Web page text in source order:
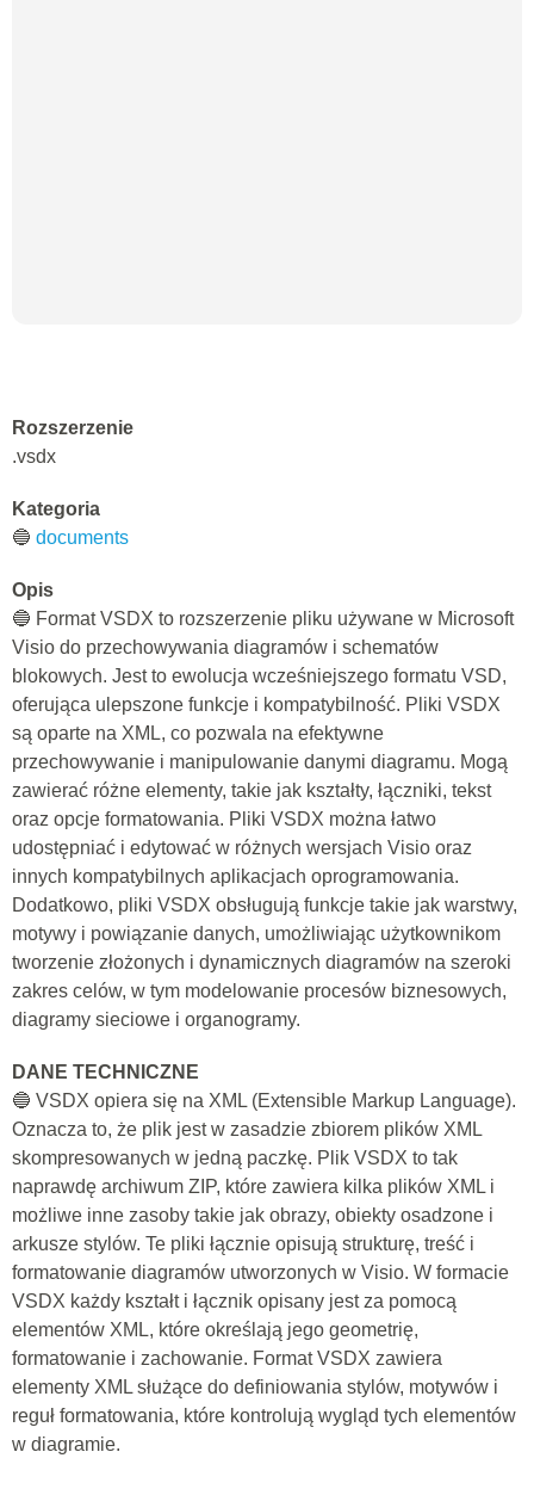
Rozszerzenie
.vsdx
Kategoria
🔵 documents
Opis
🔵 Format VSDX to rozszerzenie pliku używane w Microsoft
Visio do przechowywania diagramów i schematów
blokowych. Jest to ewolucja wcześniejszego formatu VSD,
oferująca ulepszone funkcje i kompatybilność. Pliki VSDX
są oparte na XML, co pozwala na efektywne
przechowywanie i manipulowanie danymi diagramu. Mogą
zawierać różne elementy, takie jak kształty, łączniki, tekst
oraz opcje formatowania. Pliki VSDX można łatwo
udostępniać i edytować w różnych wersjach Visio oraz
innych kompatybilnych aplikacjach oprogramowania.
Dodatkowo, pliki VSDX obsługują funkcje takie jak warstwy,
motywy i powiązanie danych, umożliwiając użytkownikom
tworzenie złożonych i dynamicznych diagramów na szeroki
zakres celów, w tym modelowanie procesów biznesowych,
diagramy sieciowe i organogramy.
DANE TECHNICZNE
🔵 VSDX opiera się na XML (Extensible Markup Language).
Oznacza to, że plik jest w zasadzie zbiorem plików XML
skompresowanych w jedną paczkę. Plik VSDX to tak
naprawdę archiwum ZIP, które zawiera kilka plików XML i
możliwe inne zasoby takie jak obrazy, obiekty osadzone i
arkusze stylów. Te pliki łącznie opisują strukturę, treść i
formatowanie diagramów utworzonych w Visio. W formacie
VSDX każdy kształt i łącznik opisany jest za pomocą
elementów XML, które określają jego geometrię,
formatowanie i zachowanie. Format VSDX zawiera
elementy XML służące do definiowania stylów, motywów i
reguł formatowania, które kontrolują wygląd tych elementów
w diagramie.